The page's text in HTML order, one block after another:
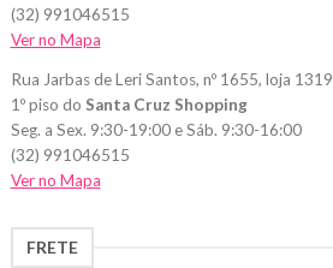
(32) 991046515
Ver no Mapa
Rua Jarbas de Leri Santos, nº 1655, loja 1319
1º piso do Santa Cruz Shopping
Seg. a Sex. 9:30-19:00 e Sáb. 9:30-16:00
(32) 991046515
Ver no Mapa
FRETE